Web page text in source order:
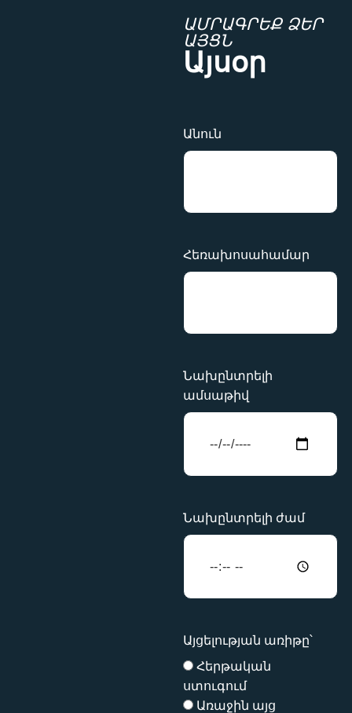
ԱՄՐԱԳՐԵՔ ՁԵՐ
ԱՅՑՆ
Այսօր
Անուն
Հեռախոսահամար
Նախընտրելի
ամսաթիվ
Նախընտրելի ժամ
Այցելության առիթը՝
Հերթական
ստուգում
Առաջին այց